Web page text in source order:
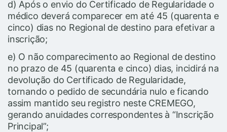
d) Após o envio do Certificado de Regularidade o
médico deverá comparecer em até 45 (quarenta e
cinco) dias no Regional de destino para efetivar a
inscrição;
e) O não comparecimento ao Regional de destino
no prazo de 45 (quarenta e cinco) dias, incidirá na
devolução do Certificado de Regularidade,
tornando o pedido de secundária nulo e ficando
assim mantido seu registro neste CREMEGO,
gerando anuidades correspondentes à “Inscrição
Principal”;